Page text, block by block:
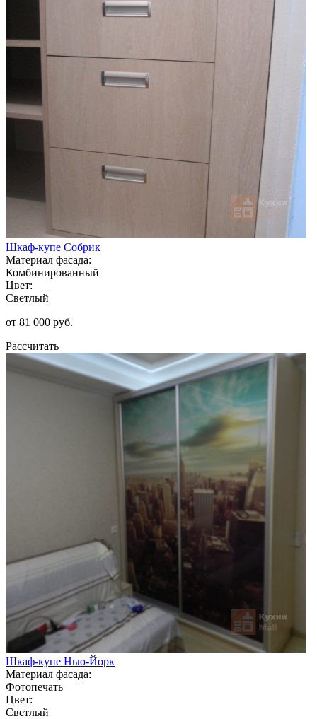
Шкаф-купе Собрик
Материал фасада:
Комбинированный
Цвет:
Светлый
от 81 000 руб.
Рассчитать
Шкаф-купе Нью-Йорк
Материал фасада:
Фотопечать
Цвет:
Светлый